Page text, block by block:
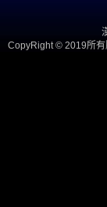
CopyRight © 2019所有